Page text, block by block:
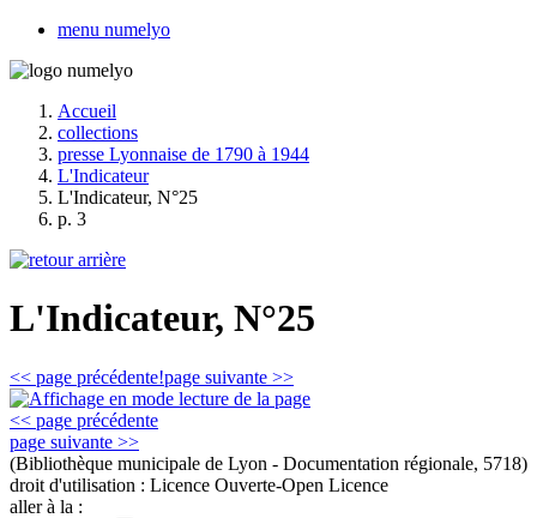
menu numelyo
Accueil
collections
presse Lyonnaise de 1790 à 1944
L'Indicateur
L'Indicateur, N°25
p. 3
L'Indicateur, N°25
<< page précédente!page suivante >>
<< page précédente
page suivante >>
(Bibliothèque municipale de Lyon - Documentation régionale, 5718)
droit d'utilisation : Licence Ouverte-Open Licence
aller à la :